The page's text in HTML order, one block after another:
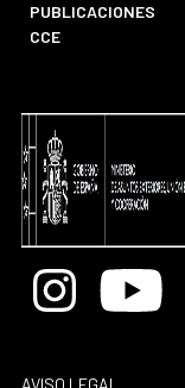
PUBLICACIONES
CCE
InstagramYoutube